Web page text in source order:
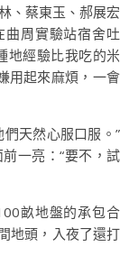
、蔡東玉、郝展宏
周實驗站宿舍吐
地經驗比我吃的米
用起來麻煩，一會
天然心服口服。”
一亮：“要不，試
畝地盤的承包合
地頭，入夜了還打